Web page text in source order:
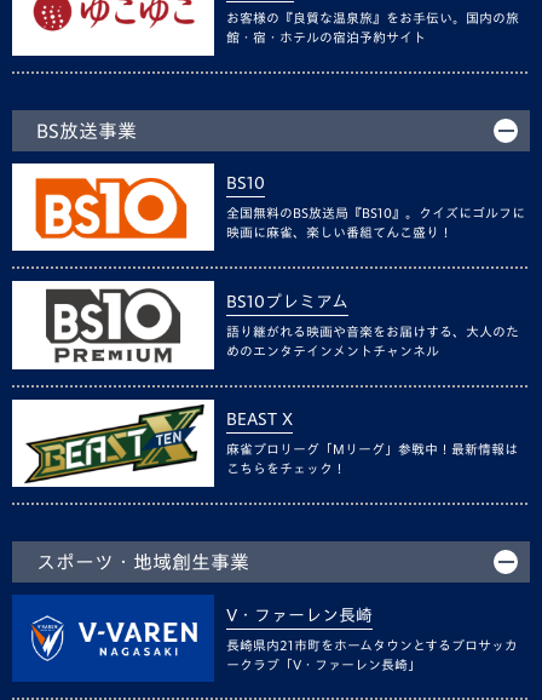
お客様の『良質な温泉旅』をお手伝い。国内の旅
館・宿・ホテルの宿泊予約サイト
BS放送事業
BS10
全国無料のBS放送局『BS10』。クイズにゴルフに
映画に麻雀、楽しい番組てんこ盛り！
BS10プレミアム
語り継がれる映画や音楽をお届けする、大人のた
めのエンタテインメントチャンネル
BEAST X
麻雀プロリーグ「Mリーグ」参戦中！最新情報は
こちらをチェック！
スポーツ・地域創生事業
V・ファーレン長崎
長崎県内21市町をホームタウンとするプロサッカ
ークラブ「V・ファーレン長崎」